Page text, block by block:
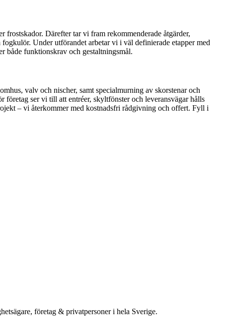
Därefter tar vi fram rekommenderade åtgärder,
Under utförandet arbetar vi i väl definierade etapper med
både funktionskrav och gestaltningsmål.
valv och nischer, samt specialmurning av skorstenar och
ser vi till att entréer, skyltfönster och leveransvägar hålls
– vi återkommer med kostnadsfri rådgivning och offert. Fyll i
företag & privatpersoner i hela Sverige.